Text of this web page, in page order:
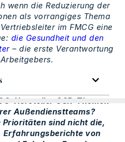
wenn die Reduzierung der
als vorrangiges Thema
im FMCG eine
die Gesundheit und den
– die erste Verantwortung
Hersteller CSR-Themen
Außendienstteams?
sind nicht die,
von